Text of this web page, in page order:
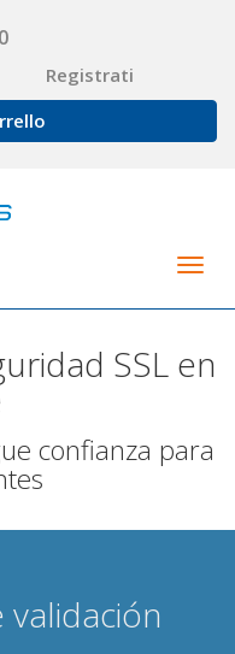
Registrati
SSL en
confianza para
validación